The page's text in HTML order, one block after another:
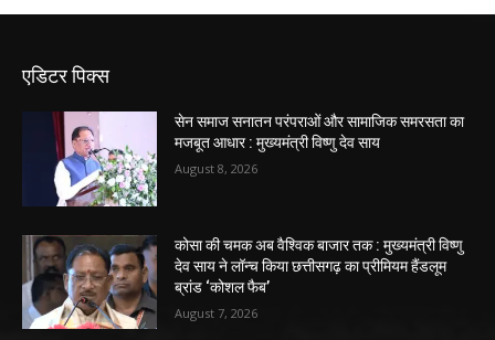
एडिटर पिक्स
सेन समाज सनातन परंपराओं और सामाजिक समरसता का
मजबूत आधार : मुख्यमंत्री विष्णु देव साय
August 8, 2026
कोसा की चमक अब वैश्विक बाजार तक : मुख्यमंत्री विष्णु
देव साय ने लॉन्च किया छत्तीसगढ़ का प्रीमियम हैंडलूम
ब्रांड ‘कोशल फैब’
August 7, 2026